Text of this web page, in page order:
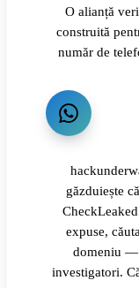
O alianță
construită
număr de
găzduiește
expuse,
domeniu —
investigatori.